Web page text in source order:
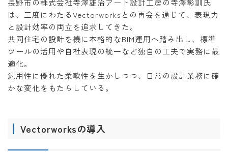
長野市の株式会社寺澤雄治アート設計工房の寺澤彰訓氏
は、三度にわたるVectorworksとの再会を通じて、表現力
と設計効率の両立を追求してきた。
共同住宅の設計を機に本格的なBIM運用へ踏み出し、標準
ツールの活用や自社表現の統一など独自の工夫で実務に最
適化。
汎用性に優れた柔軟性を生かしつつ、日常の設計業務に確
かな変化をもたらしている。
Vectorworksの導入